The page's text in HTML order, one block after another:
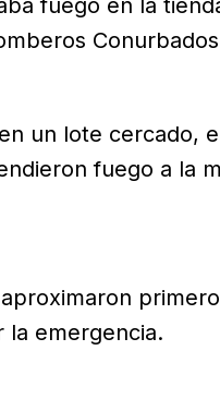
fuego en la
un lote cercado,
fuego a la
la emergencia.